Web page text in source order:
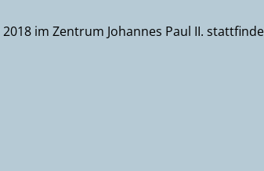
im Zentrum Johannes Paul II.